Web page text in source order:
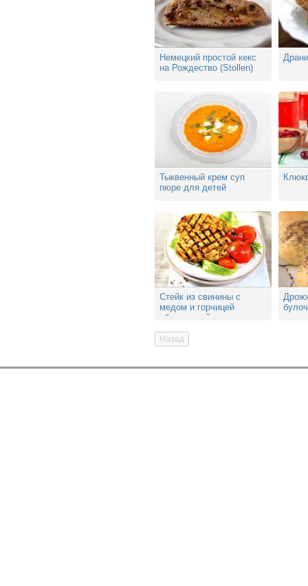
Немецкий простой кекс
на Рождество (Stollen)
Тыквенный крем суп
пюре для детей
Стейк из свинины с
медом и горчицей
обжаренный на гриле
Назад